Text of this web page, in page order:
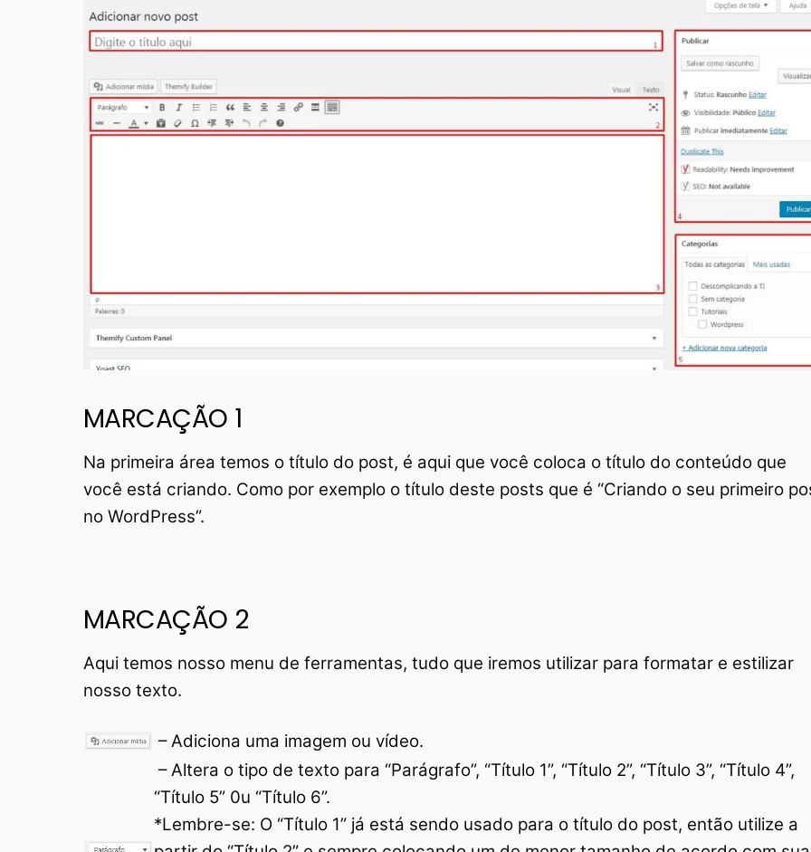
MARCAÇÃO 1
Na primeira área temos o título do post, é aqui que você coloca o título do conteúdo que
você está criando. Como por exemplo o título deste posts que é “Criando o seu primeiro
no WordPress”.
MARCAÇÃO 2
Aqui temos nosso menu de ferramentas, tudo que iremos utilizar para formatar e estilizar
nosso texto.
– Adiciona uma imagem ou vídeo.
– Altera o tipo de texto para “Parágrafo”, “Título 1”, “Título 2”, “Título 3”, “Título 4”,
“Título 5” 0u “Título 6”.
*Lembre-se: O “Título 1” já está sendo usado para o título do post, então utilize a